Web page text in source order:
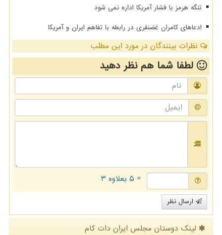
تنگه هرمز با فشار آمریکا اداره نمی شود
ادعاهای کامران غضنفری در رابطه با تفاهم ایران و آمریکا
نظرات بینندگان در مورد این مطلب
لطفا شما همنظر دهید
= ۵ بعلاوه ۳
ارسال نظر
لینک دوستان مجلس ایران دات كام